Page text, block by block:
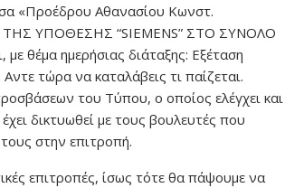
«Προέδρου Αθανασίου Κωνστ.
ΥΠΟΘΕΣΗΣ “SIEMENS” ΣΤΟ ΣΥΝΟΛΟ
θέμα ημερήσιας διάταξης: Εξέταση
τώρα να καταλάβεις τι παίζεται.
του Τύπου, ο οποίος ελέγχει και
δικτυωθεί με τους βουλευτές που
στην επιτροπή.
επιτροπές, ίσως τότε θα πάψουμε να